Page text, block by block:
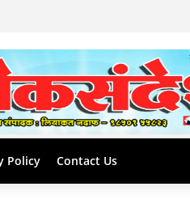
Policy Contact Us